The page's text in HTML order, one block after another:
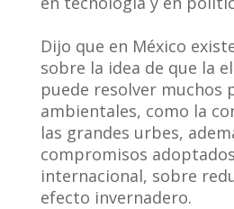
Dijo que en México
sobre la idea de que la
puede resolver muchos
ambientales, como la
las grandes urbes,
compromisos
internacional, sobre
efecto invernadero.